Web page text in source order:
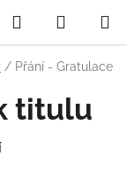
Hledat
KOŠÍK
/ Přání - Gratulace
titulu